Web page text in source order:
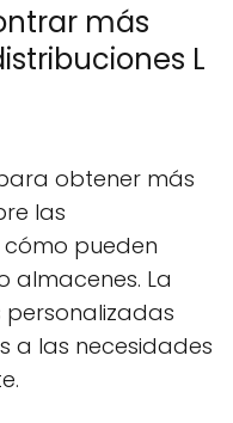
más
L
obtener más
las
cómo pueden
almacenes. La
a las necesidades